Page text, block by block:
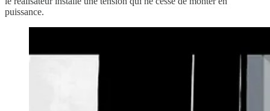
puissance.